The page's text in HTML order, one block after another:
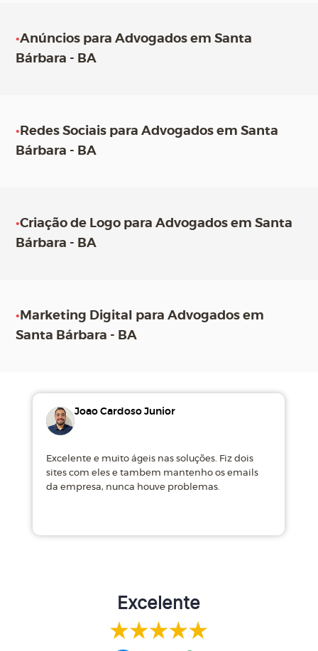
•Anúncios para Advogados em Santa
Bárbara - BA
• Redes Sociais para Advogados em Santa
Bárbara - BA
•Criação de Logo para Advogados em Santa
Bárbara - BA
• Marketing Digital para Advogados em
Santa Bárbara - BA
Joao Cardoso Junior
Excelente e muito ágeis nas soluções. Fiz dois
sites com eles e tambem mantenho os emails
da empresa, nunca houve problemas.
Excelente